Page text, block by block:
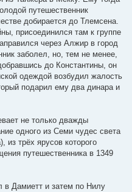
путешественник
добирается до Тлемсена.
присоединился там к группе
через Алжир в город
заболел, но, тем не менее,
до Константины, он
одеждой возбудил жалость
подарил ему два динара и
не только дважды
одного из Семи чудес света
трёх ярусов которого
путешественника в 1349
в Дамиетт и затем по Нилу